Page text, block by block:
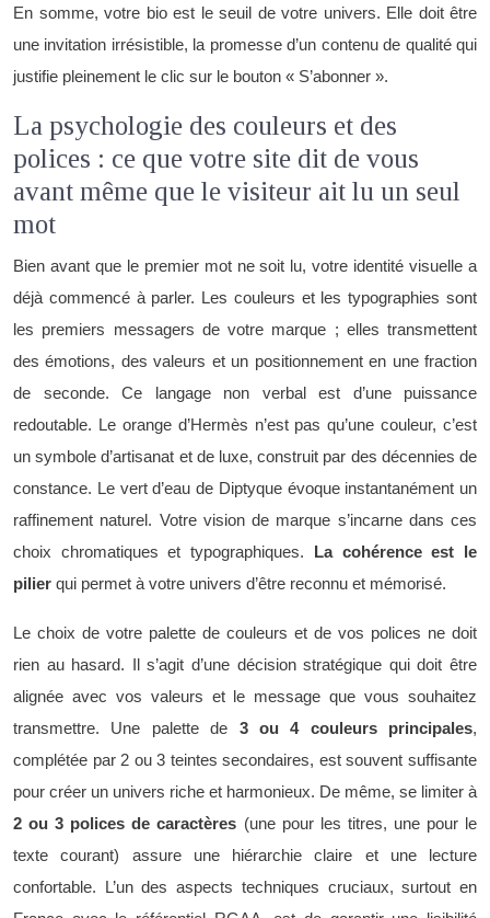
En somme, votre bio est le seuil de votre univers. Elle doit être
une invitation irrésistible, la promesse d’un contenu de qualité qui
justifie pleinement le clic sur le bouton « S’abonner ».
La psychologie des couleurs et des
polices : ce que votre site dit de vous
avant même que le visiteur ait lu un seul
mot
Bien avant que le premier mot ne soit lu, votre identité visuelle a
déjà commencé à parler. Les couleurs et les typographies sont
les premiers messagers de votre marque ; elles transmettent
des émotions, des valeurs et un positionnement en une fraction
de seconde. Ce langage non verbal est d’une puissance
redoutable. Le orange d’Hermès n’est pas qu’une couleur, c’est
un symbole d’artisanat et de luxe, construit par des décennies de
constance. Le vert d’eau de Diptyque évoque instantanément un
raffinement naturel. Votre vision de marque s’incarne dans ces
choix chromatiques et typographiques. La cohérence est le
pilier qui permet à votre univers d’être reconnu et mémorisé.
Le choix de votre palette de couleurs et de vos polices ne doit
rien au hasard. Il s’agit d’une décision stratégique qui doit être
alignée avec vos valeurs et le message que vous souhaitez
transmettre. Une palette de 3 ou 4 couleurs principales,
complétée par 2 ou 3 teintes secondaires, est souvent suffisante
pour créer un univers riche et harmonieux. De même, se limiter à
2 ou 3 polices de caractères (une pour les titres, une pour le
texte courant) assure une hiérarchie claire et une lecture
confortable. L’un des aspects techniques cruciaux, surtout en